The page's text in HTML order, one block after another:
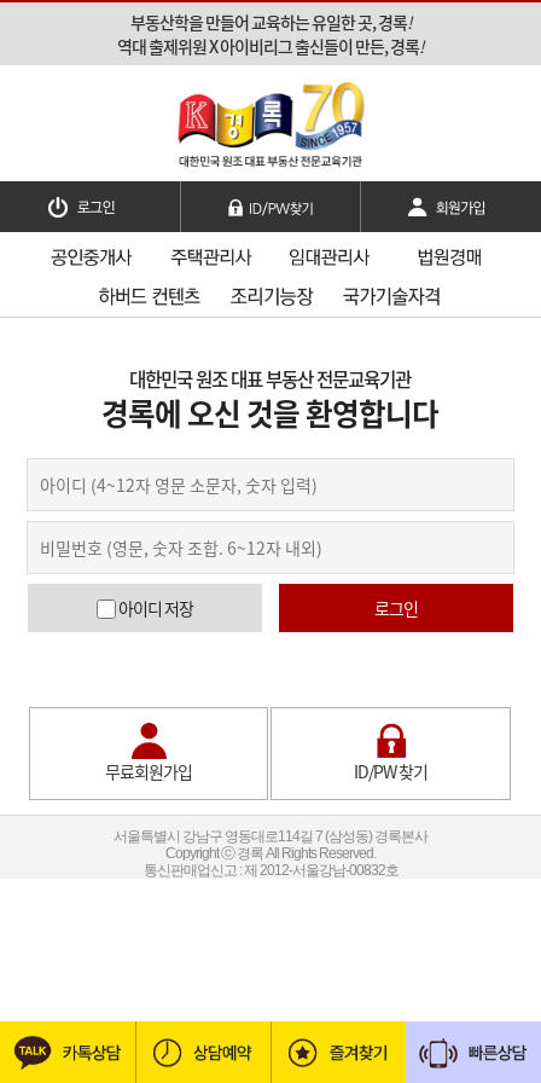
부동산학을 만들어 교육하는 유일한 곳, 경록!
역대 출제위원 X 아이비리그 출신들이 만든, 경록!
대한민국 원조 대표 부동산 전문교육기관
경록에 오신 것을 환영합니다
아이디 저장 로그인
무료회원가입 ID/PW 찾기
서울특별시 강남구 영동대로114길 7 (삼성동) 경록본사
Copyright ⓒ 경록 All Rights Reserved.
통신판매업신고 : 제 2012-서울강남-00832호